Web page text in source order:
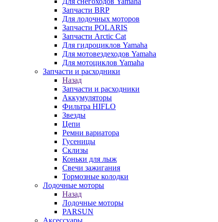
Запчасти BRP
Для лодочных моторов
Запчасти POLARIS
Запчасти Arctic Cat
Для гидроциклов Yamaha
Для мотовездеходов Yamaha
Для мотоциклов Yamaha
Запчасти и расходники
Назад
Запчасти и расходники
Аккумуляторы
Фильтра HIFLO
Звезды
Цепи
Ремни вариатора
Гусеницы
Склизы
Коньки для лыж
Свечи зажигания
Тормозные колодки
Лодочные моторы
Назад
Лодочные моторы
PARSUN
Аксессуары